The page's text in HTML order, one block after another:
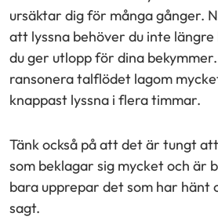
ursäktar dig för många gånger.
att lyssna behöver du inte
du ger utlopp för dina
ransonera talflödet lagom
knappast lyssna i flera timmar.
Tänk också på att det är tungt
som beklagar sig mycket och är
bara upprepar det som har hänt
sagt.